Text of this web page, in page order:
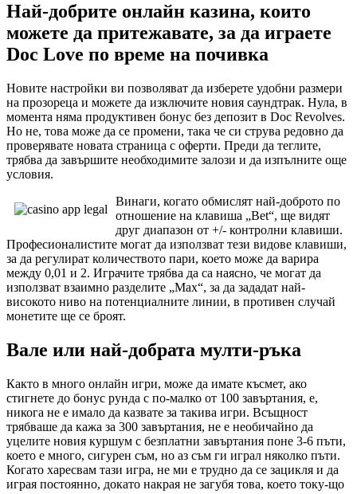
Най-добрите онлайн казина, които
можете да притежавате, за да играете
Doc Love по време на почивка
Новите настройки ви позволяват да изберете удобни размери
на прозореца и можете да изключите новия саундтрак. Нула, в
момента няма продуктивен бонус без депозит в Doc Revolves.
Но не, това може да се промени, така че си струва редовно да
проверявате новата страница с оферти. Преди да теглите,
трябва да завършите необходимите залози и да изпълните още
условия.
Винаги, когато обмислят най-доброто по
отношение на клавиша „Bet“, ще видят
друг диапазон от +/- контролни клавиши.
Професионалистите могат да използват тези видове клавиши,
за да регулират количеството пари, което може да варира
между 0,01 и 2. Играчите трябва да са наясно, че могат да
използват взаимно разделите „Max“, за да зададат най-
високото ниво на потенциалните линии, в противен случай
монетите ще се броят.
Вале или най-добрата мулти-ръка
Както в много онлайн игри, може да имате късмет, ако
стигнете до бонус рунда с по-малко от 100 завъртания, е,
никога не е имало да казвате за такива игри. Всъщност
трябваше да кажа за 300 завъртания, не е необичайно да
уцелите новия куршум с безплатни завъртания поне 3-6 пъти,
което е много, сигурен съм, но аз съм ги играл няколко пъти.
Когато харесвам тази игра, не ми е трудно да се зацикля и да
играя постоянно, докато накрая не загубя това, което току-що